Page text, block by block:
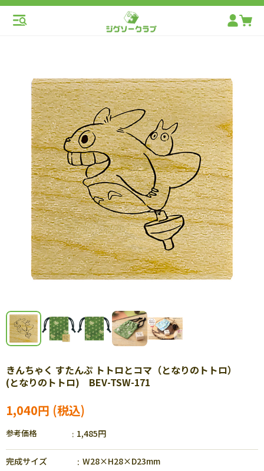
きんちゃく すたんぷ トトロとコマ（となりのトトロ）
(となりのトトロ) BEV-TSW-171
1,040円
参考価格 1,485円
完成サイズ W28×H28×D23mm